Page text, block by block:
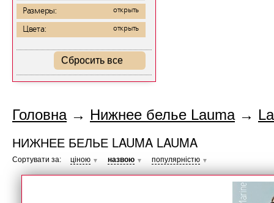
Размеры: открыть
Цвета: открыть
Сбросить все
Головна→ Нижнее белье Lauma→
НИЖНЕЕ БЕЛЬЕ LAUMA LAUMA
Сортувати за: ціною ▼ назвою ▼ популярністю ▼